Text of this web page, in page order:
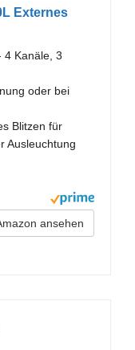
Externes
4 Kanäle, 3
oder bei
Blitzen für
Ausleuchtung
ansehen